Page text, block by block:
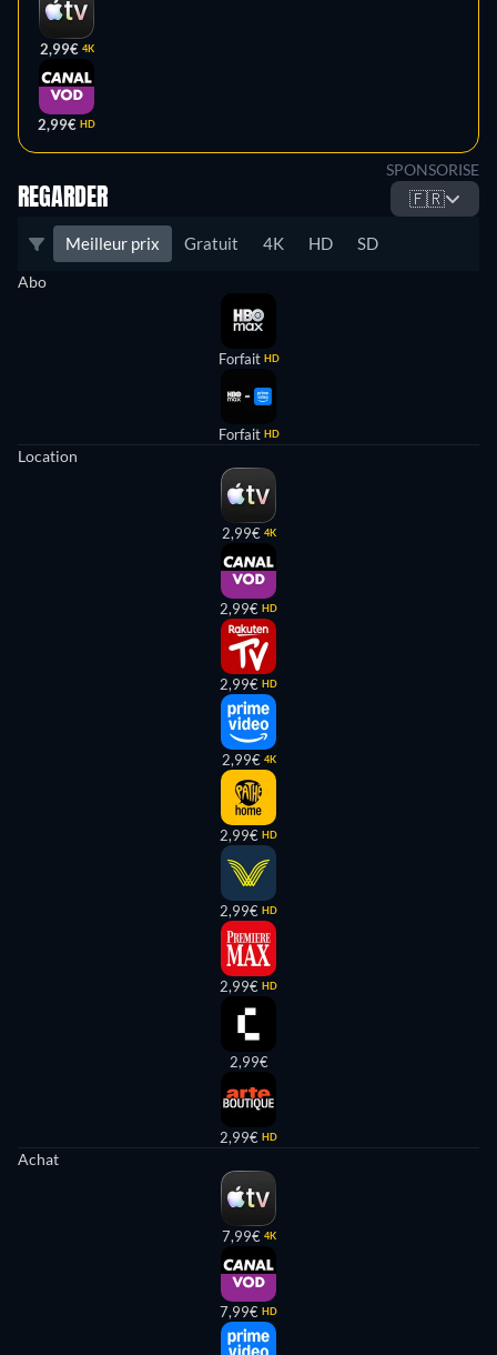
2,99€ 4K
2,99€ HD
SPONSORISE
REGARDER 🇫🇷
Meilleur prix Gratuit 4K HD SD
Abo
Forfait HD
Forfait HD
Location
2,99€ 4K
2,99€ HD
2,99€ HD
2,99€ 4K
2,99€ HD
2,99€ HD
2,99€ HD
2,99€
2,99€ HD
Achat
7,99€ 4K
7,99€ HD